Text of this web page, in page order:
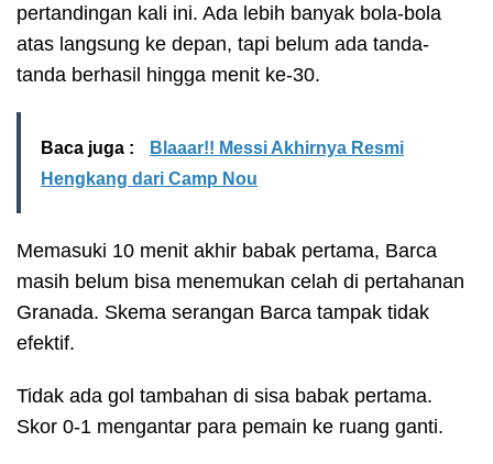
pertandingan kali ini. Ada lebih banyak bola-bola
atas langsung ke depan, tapi belum ada tanda-
tanda berhasil hingga menit ke-30.
Baca juga :
Blaaar!! Messi Akhirnya Resmi
Hengkang dari Camp Nou
Memasuki 10 menit akhir babak pertama, Barca
masih belum bisa menemukan celah di pertahanan
Granada. Skema serangan Barca tampak tidak
efektif.
Tidak ada gol tambahan di sisa babak pertama.
Skor 0-1 mengantar para pemain ke ruang ganti.